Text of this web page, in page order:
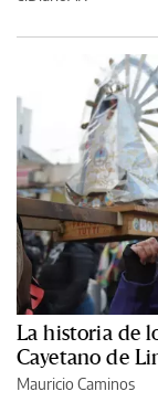
La historia de
Cayetano de
Mauricio Caminos